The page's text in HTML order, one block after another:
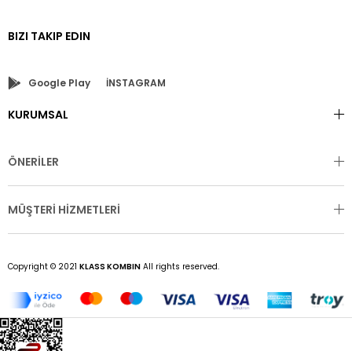
BIZI TAKIP EDIN
Google Play İNSTAGRAM
KURUMSAL
ÖNERİLER
MÜŞTERİ HİZMETLERİ
Copyright © 2021 KLASS KOMBIN All rights reserved.